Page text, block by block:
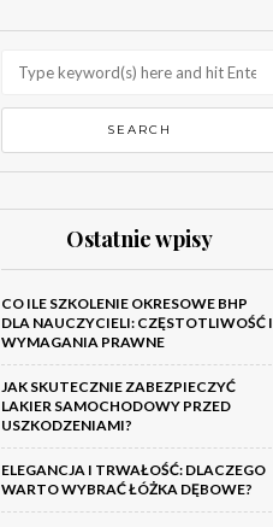
Ostatnie wpisy
CO ILE SZKOLENIE OKRESOWE BHP
DLA NAUCZYCIELI: CZĘSTOTLIWOŚĆ I
WYMAGANIA PRAWNE
JAK SKUTECZNIE ZABEZPIECZYĆ
LAKIER SAMOCHODOWY PRZED
USZKODZENIAMI?
ELEGANCJA I TRWAŁOŚĆ: DLACZEGO
WARTO WYBRAĆ ŁÓŻKA DĘBOWE?